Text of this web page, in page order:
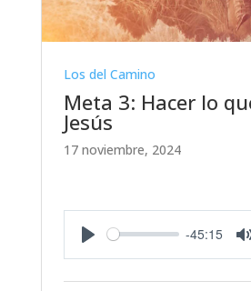
Los del Camino
Meta 3: Hacer lo
Jesús
17 noviembre, 2024
-45:15